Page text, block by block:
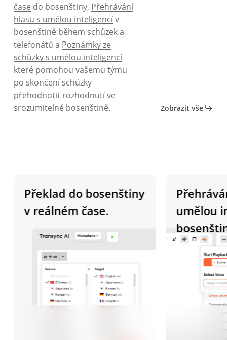
čase do bosenštiny, Přehrávání
hlasu s umělou inteligencív
bosenštině během schůzek a
telefonátů a Poznámky ze
schůzky s umělou inteligencí
které pomohou vašemu týmu
po skončení schůzky
přehodnotit rozhodnutí ve
srozumitelné bosenštině.
Zobrazit vše
Překlad do bosenštiny
v reálném čase.
Přehrávání
umělou
bosenštině